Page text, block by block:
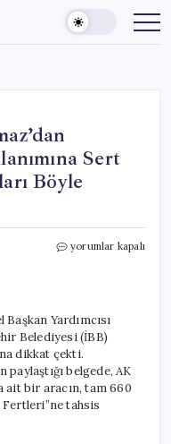
Sert
Böyle
CHP’li
Kullanımına
Sert
Eleştiri:
Kamu
Kaynakları
Böyle
Harcandı!
yorumlar kapalı
Yardımcısı
Belediyesi (İBB)
dikkat çekti.
paylaştığı belgede, AK
ait bir aracın, tam 660
Fertleri”ne tahsis